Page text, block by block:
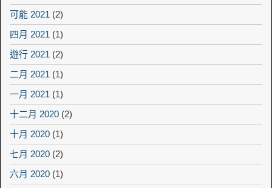
可能 2021 (2)
四月 2021 (1)
遊行 2021 (2)
二月 2021 (1)
一月 2021 (1)
十二月 2020 (2)
十月 2020 (1)
七月 2020 (2)
六月 2020 (1)